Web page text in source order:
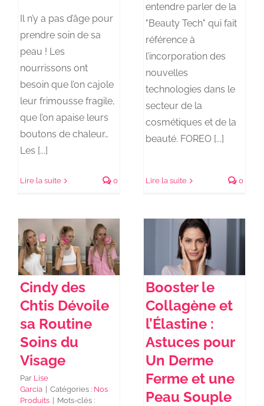
Il n’y a pas d’âge pour
prendre soin de sa
peau ! Les
nourrissons ont
besoin que l’on cajole
leur frimousse fragile,
que l’on apaise leurs
boutons de chaleur…
Les [...]
Lire la suite 0
entendre parler de la
"Beauty Tech" qui fait
référence à
l’incorporation des
nouvelles
technologies dans le
secteur de la
cosmétiques et de la
beauté. FOREO [...]
Lire la suite 0
Cindy des
Chtis Dévoile
sa Routine
Soins du
Visage
Par Lise
Garcia
Catégories : Nos
Produits
Mots-clés :
Booster le
Collagène et
l’Élastine :
Astuces pour
Un Derme
Ferme et une
Peau Souple